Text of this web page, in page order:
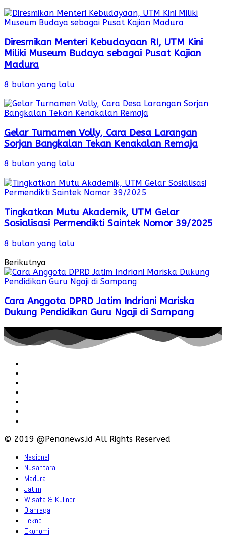
Diresmikan Menteri Kebudayaan RI, UTM Kini
Miliki Museum Budaya sebagai Pusat Kajian
Madura
8 bulan yang lalu
Gelar Turnamen Volly, Cara Desa Larangan
Sorjan Bangkalan Tekan Kenakalan Remaja
8 bulan yang lalu
Tingkatkan Mutu Akademik, UTM Gelar
Sosialisasi Permendikti Saintek Nomor 39/2025
8 bulan yang lalu
Berikutnya
Cara Anggota DPRD Jatim Indriani Mariska
Dukung Pendidikan Guru Ngaji di Sampang
© 2019 @Penanews.id All Rights Reserved
Nasional
Nusantara
Madura
Jatim
Wisata & Kuliner
Olahraga
Tekno
Ekonomi